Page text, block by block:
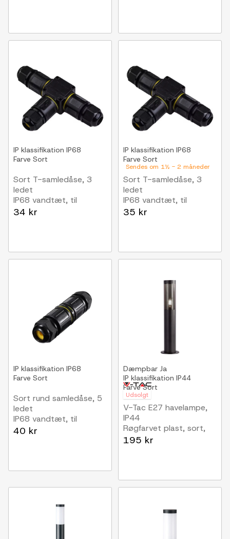
IP klassifikation IP68
Farve Sort
Sort T-samledåse, 3
ledet
IP68 vandtæt, til
samling af ledninger,
34 kr
Sendes om 1½ - 2 måneder
IP klassifikation IP68
Farve Sort
Sort T-samledåse, 3
ledet
IP68 vandtæt, til
samling af ledninger,
35 kr
IP klassifikation IP68
Farve Sort
Sort rund samledåse, 5
ledet
IP68 vandtæt, til
samling af ledninger,
40 kr
Udsolgt
Dæmpbar Ja
IP klassifikation IP44
FarveSort
V-Tac E27 havelampe,
IP44
Røgfarvet plast, sort,
højde 45cm, uden
195 kr